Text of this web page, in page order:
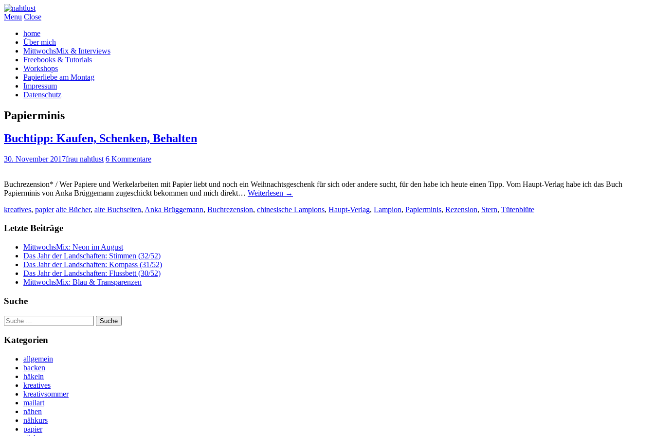
Menu Close
home
Über mich
MittwochsMix & Interviews
Freebooks & Tutorials
Workshops
Papierliebe am Montag
Impressum
Datenschutz
Papierminis
Buchtipp: Kaufen, Schenken, Behalten
30. November 2017frau nahtlust 6 Kommentare
Buchrezension* / Wer Papiere und Werkelarbeiten mit Papier liebt und noch ein Weihnachtsgeschenk für sich oder andere sucht, für den habe ich heute einen Tipp. Vom Haupt-Verlag habe ich das Buch
Papierminis von Anka Brüggemann zugeschickt bekommen und mich direkt… Weiterlesen →
kreatives, papier alte Bücher, alte Buchseiten, Anka Brüggemann, Buchrezension, chinesische Lampions, Haupt-Verlag, Lampion, Papierminis, Rezension, Stern, Tütenblüte
Letzte Beiträge
MittwochsMix: Neon im August
Das Jahr der Landschaften: Stimmen (32/52)
Das Jahr der Landschaften: Kompass (31/52)
Das Jahr der Landschaften: Flussbett (30/52)
MittwochsMix: Blau & Transparenzen
Suche
Suche
nach:
Kategorien
allgemein
backen
häkeln
kreatives
kreativsommer
mailart
nähen
nähkurs
papier